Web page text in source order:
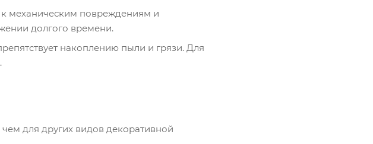
к механическим повреждениям и
долгого времени.
накоплению пыли и грязи. Для
для других видов декоративной